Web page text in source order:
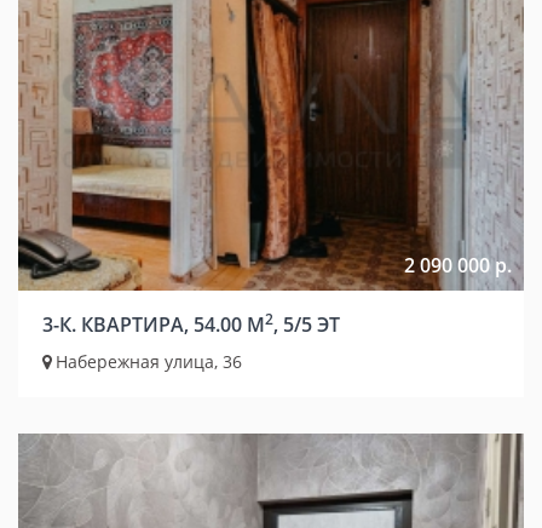
2 090 000 р.
3-К. КВАРТИРА, 54.00 М2, 5/5 ЭТ
Набережная улица, 36